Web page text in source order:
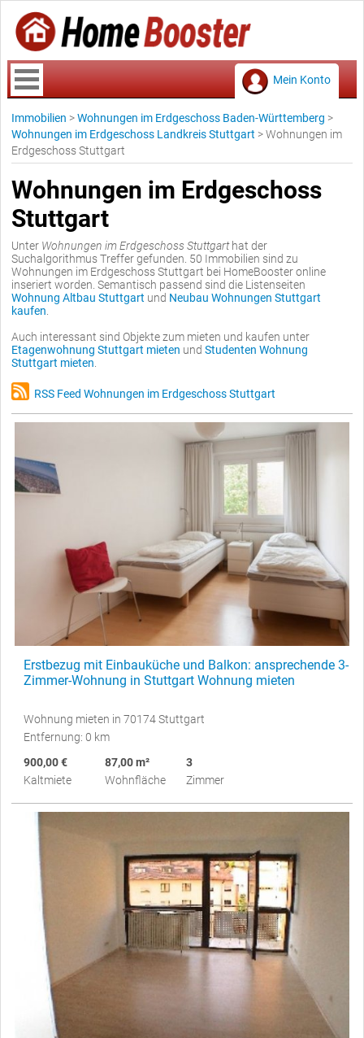
Mein Konto
Immobilien >Wohnungen im Erdgeschoss Baden-Württemberg >
Wohnungen im Erdgeschoss Landkreis Stuttgart >Wohnungen im
Erdgeschoss Stuttgart
Wohnungen im Erdgeschoss
Stuttgart
Unter Wohnungen im Erdgeschoss Stuttgarthat der
Suchalgorithmus Treffer gefunden. 50 Immobilien sind zu
Wohnungen im Erdgeschoss Stuttgart bei HomeBooster online
inseriert worden. Semantisch passend sind die Listenseiten
Wohnung Altbau Stuttgart und Neubau Wohnungen Stuttgart
kaufen
Auch interessant sind Objekte zum mieten und kaufen unter
Etagenwohnung Stuttgart mieten und Studenten Wohnung
Stuttgart mieten
RSS Feed Wohnungen im Erdgeschoss Stuttgart
Erstbezug mit Einbauküche und Balkon: ansprechende 3-
Zimmer-Wohnung in Stuttgart Wohnung mieten
Wohnung mieten in 70174 Stuttgart
Entfernung: 0 km
900,00 €
Kaltmiete
87,00 m²
Wohnfläche
3
Zimmer